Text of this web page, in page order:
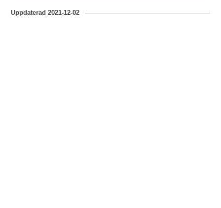
Uppdaterad2021-12-02